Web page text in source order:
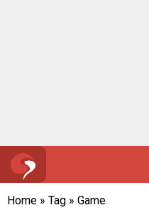
Home » Tag » Game